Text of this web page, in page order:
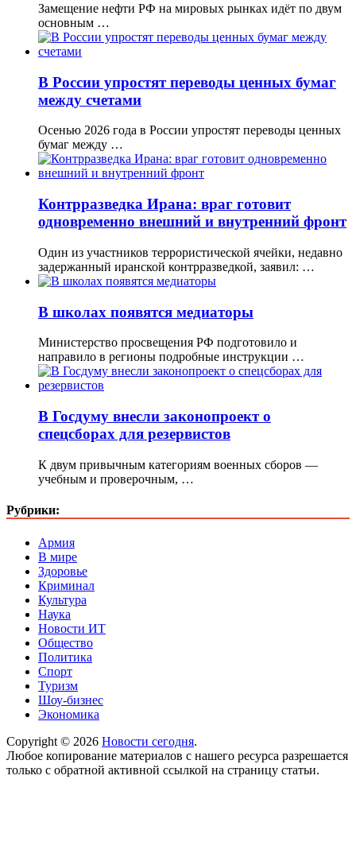
Замещение нефти РФ на мировых рынках идёт по двум
основным …
В России упростят переводы ценных бумаг
между счетами
Осенью 2026 года в России упростят переводы ценных
бумаг между …
Контрразведка Ирана: враг готовит
одновременно внешний и внутренний фронт
Один из участников террористической ячейки, недавно
задержанный иранской контрразведкой, заявил: …
В школах появятся медиаторы
Министерство просвещения РФ подготовило и
направило в регионы подробные инструкции …
В Госдуму внесли законопроект о
спецсборах для резервистов
К двум привычным категориям военных сборов —
учебным и проверочным, …
Рубрики:
Армия
В мире
Здоровье
Криминал
Культура
Наука
Новости ИТ
Общество
Политика
Спорт
Туризм
Шоу-бизнес
Экономика
Copyright © 2026 Новости сегодня.
Любое копирование материалов с нашего ресурса разрешается
только с обратной активной ссылкой на страницу статьи.